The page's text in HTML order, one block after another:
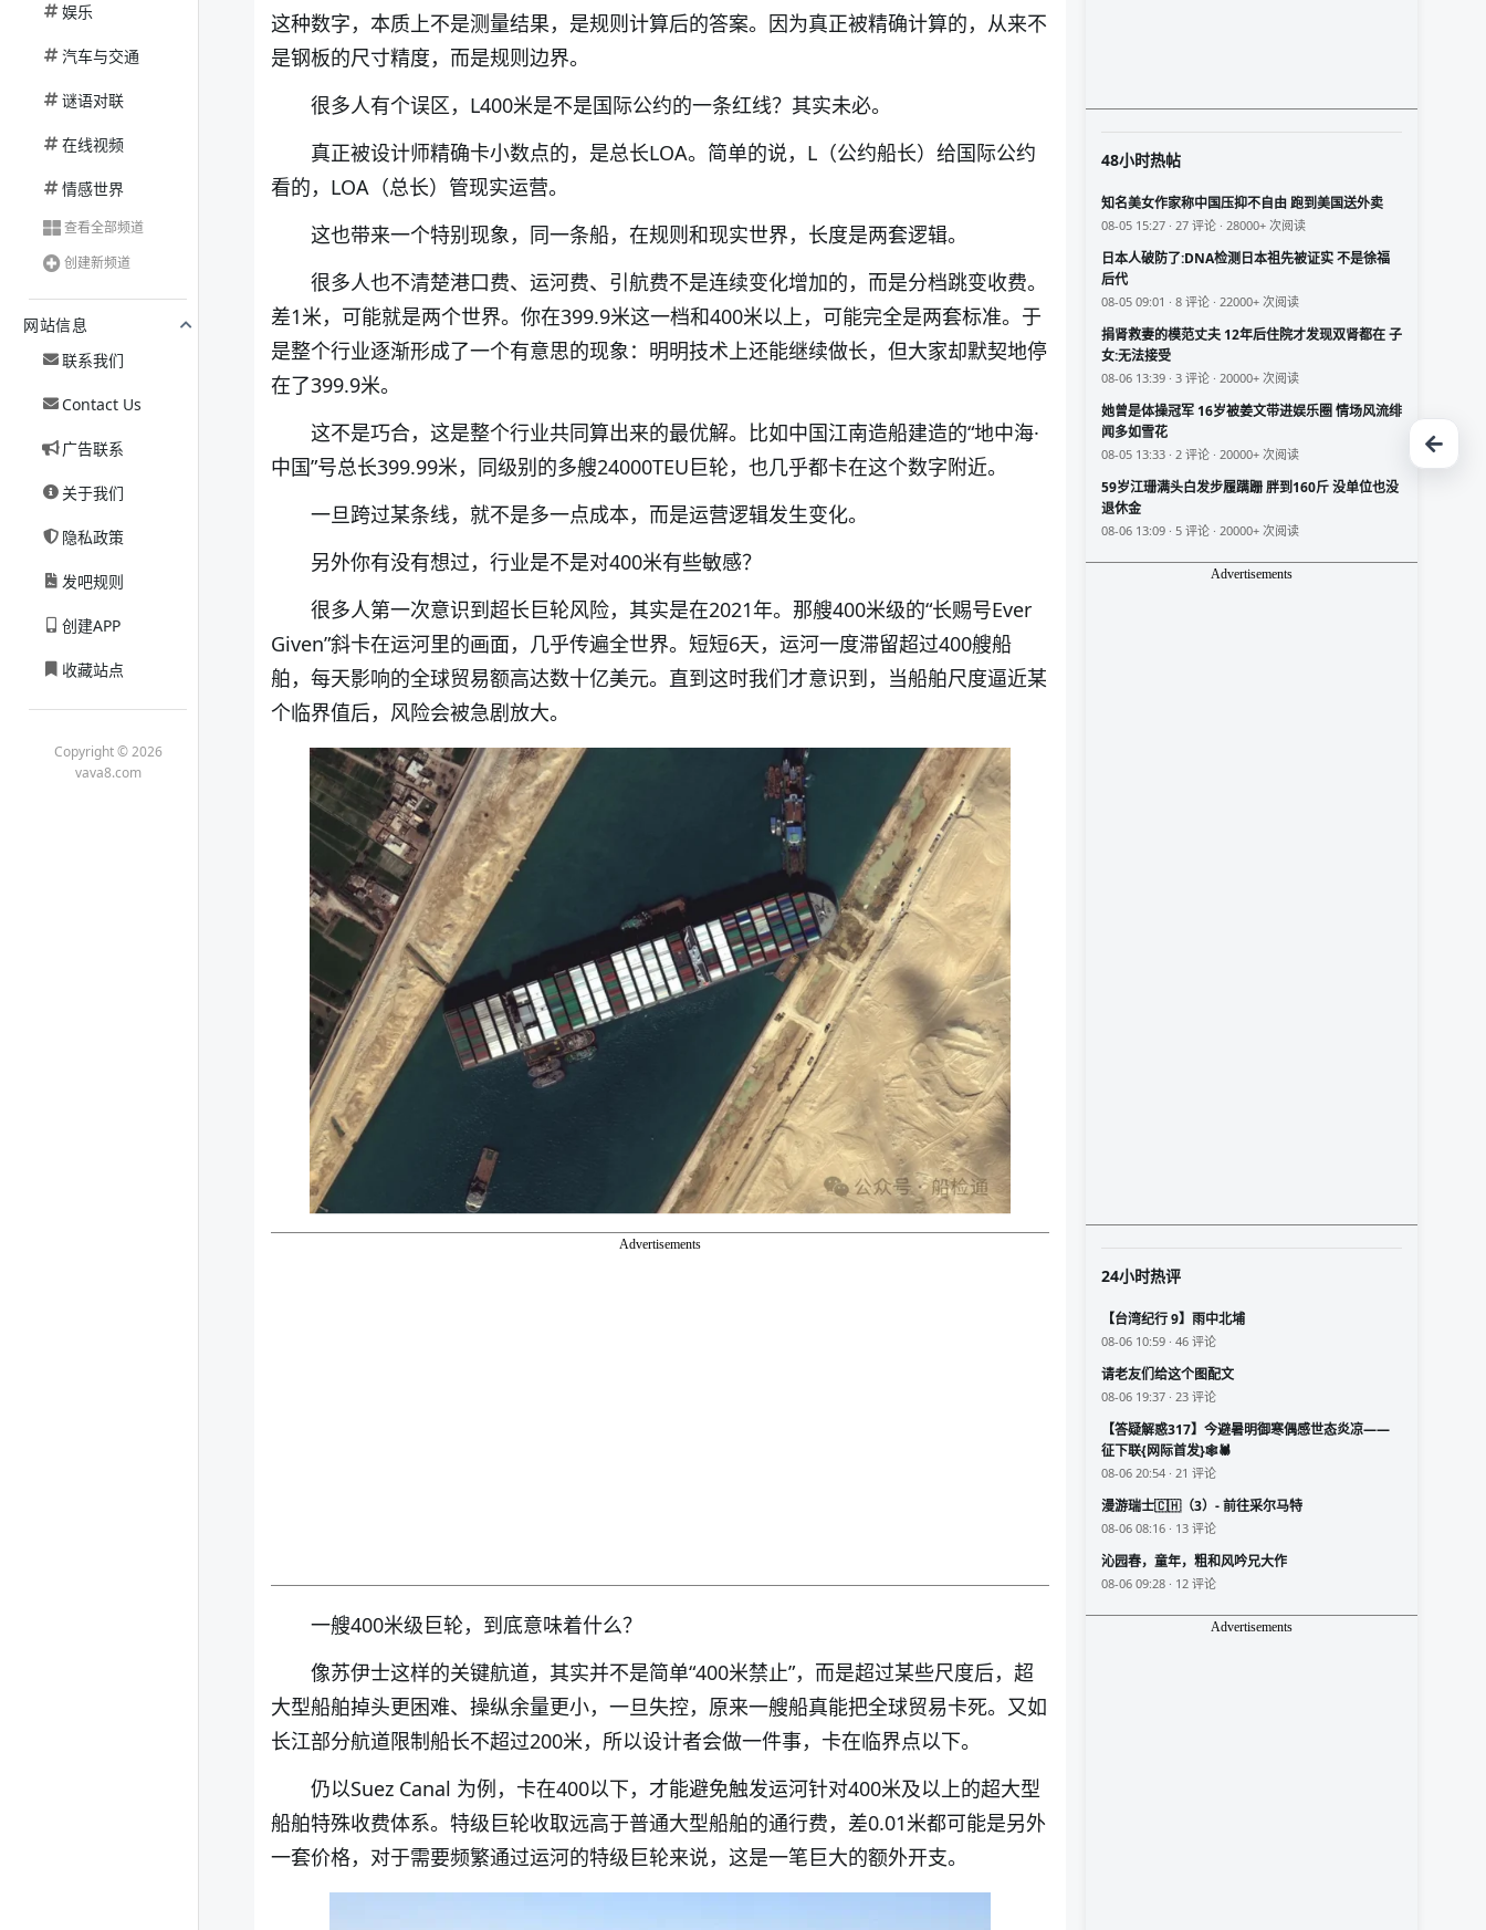
娱乐
汽车与交通
谜语对联
在线视频
情感世界
查看全部频道
创建新频道
网站信息
联系我们
Contact Us
广告联系
关于我们
隐私政策
发吧规则
创建APP
收藏站点
Copyright © 2026
vava8.com
这种数字，本质上不是测量结果，是规则计算后的答案。因为真正被精确计算的，从来不
是钢板的尺寸精度，而是规则边界。
很多人有个误区，L400米是不是国际公约的一条红线？其实未必。
真正被设计师精确卡小数点的，是总长LOA。简单的说，L（公约船长）给国际公约
看的，LOA（总长）管现实运营。
这也带来一个特别现象，同一条船，在规则和现实世界，长度是两套逻辑。
很多人也不清楚港口费、运河费、引航费不是连续变化增加的，而是分档跳变收费。
差1米，可能就是两个世界。你在399.9米这一档和400米以上，可能完全是两套标准。于
是整个行业逐渐形成了一个有意思的现象：明明技术上还能继续做长，但大家却默契地停
在了399.9米。
这不是巧合，这是整个行业共同算出来的最优解。比如中国江南造船建造的“地中海·
中国”号总长399.99米，同级别的多艘24000TEU巨轮，也几乎都卡在这个数字附近。
一旦跨过某条线，就不是多一点成本，而是运营逻辑发生变化。
另外你有没有想过，行业是不是对400米有些敏感？
很多人第一次意识到超长巨轮风险，其实是在2021年。那艘400米级的“长赐号Ever
Given”斜卡在运河里的画面，几乎传遍全世界。短短6天，运河一度滞留超过400艘船
舶，每天影响的全球贸易额高达数十亿美元。直到这时我们才意识到，当船舶尺度逼近某
个临界值后，风险会被急剧放大。
Advertisements
一艘400米级巨轮，到底意味着什么？
像苏伊士这样的关键航道，其实并不是简单“400米禁止”，而是超过某些尺度后，超
大型船舶掉头更困难、操纵余量更小，一旦失控，原来一艘船真能把全球贸易卡死。又如
长江部分航道限制船长不超过200米，所以设计者会做一件事，卡在临界点以下。
仍以Suez Canal 为例，卡在400以下，才能避免触发运河针对400米及以上的超大型
船舶特殊收费体系。特级巨轮收取远高于普通大型船舶的通行费，差0.01米都可能是另外
一套价格，对于需要频繁通过运河的特级巨轮来说，这是一笔巨大的额外开支。
48小时热帖
知名美女作家称中国压抑不自由 跑到美国送外卖
08-05 15:27 · 27 评论 · 28000+ 次阅读
日本人破防了:DNA检测日本祖先被证实 不是徐福
后代
08-05 09:01 · 8 评论 · 22000+ 次阅读
捐肾救妻的模范丈夫 12年后住院才发现双肾都在 子
女:无法接受
08-06 13:39 · 3 评论 · 20000+ 次阅读
她曾是体操冠军 16岁被姜文带进娱乐圈 情场风流绯
闻多如雪花
08-05 13:33 · 2 评论 · 20000+ 次阅读
59岁江珊满头白发步履蹒跚 胖到160斤 没单位也没
退休金
08-06 13:09 · 5 评论 · 20000+ 次阅读
Advertisements
24小时热评
【台湾纪行 9】雨中北埔
08-06 10:59 · 46 评论
请老友们给这个图配文
08-06 19:37 · 23 评论
【答疑解惑317】今避暑明御寒偶感世态炎凉——
征下联{网际首发}🕸️🕷️
08-06 20:54 · 21 评论
漫游瑞士🇨🇭（3）- 前往采尔马特
08-06 08:16 · 13 评论
沁园春，童年，粗和风吟兄大作
08-06 09:28 · 12 评论
Advertisements